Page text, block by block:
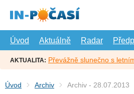
hlavní
Úvod
Aktuálně Radar
AKTUALITA: Převážně slunečno s
Úvod Archiv Archiv - 28.07.2013